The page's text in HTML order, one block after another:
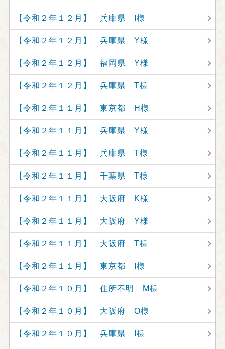
【令和２年１２月】 兵庫県 I様
【令和２年１２月】 兵庫県 Y様
【令和２年１２月】 福岡県 Y様
【令和２年１２月】 兵庫県 T様
【令和２年１１月】 東京都 H様
【令和２年１１月】 兵庫県 Y様
【令和２年１１月】 兵庫県 T様
【令和２年１１月】 千葉県 T様
【令和２年１１月】 大阪府 K様
【令和２年１１月】 大阪府 Y様
【令和２年１１月】 大阪府 T様
【令和２年１１月】 東京都 I様
【令和２年１０月】 住所不明 M様
【令和２年１０月】 大阪府 O様
【令和２年１０月】 兵庫県 I様